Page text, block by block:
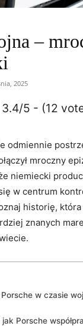
–
2025
3.4/5 - (12
odmiennie
mroczny
niemiecki
w ⁢centrum
historię, która
znanych
w ‍czasie
Porsche